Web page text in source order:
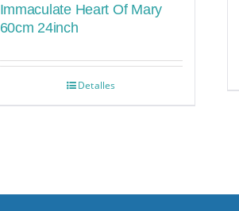
Immaculate Heart Of Mary
60cm 24inch
Detalles